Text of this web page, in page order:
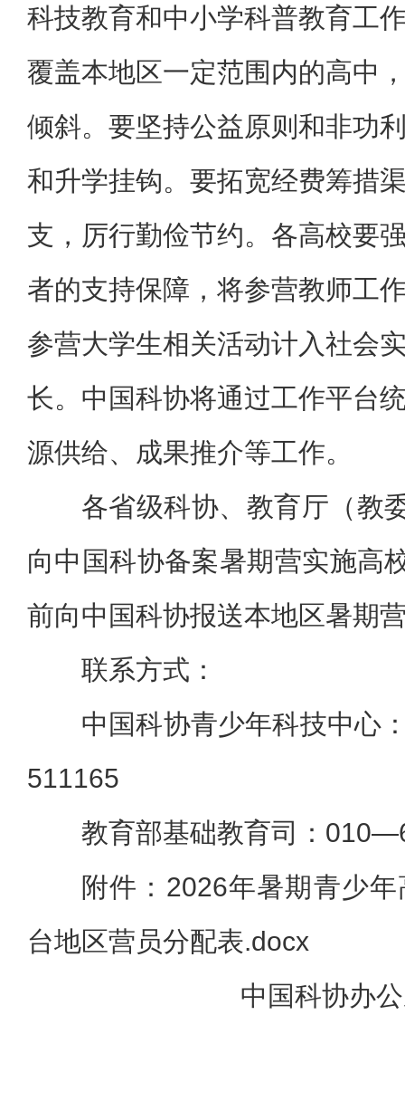
科技教育和中小学科普教育工
覆盖本地区一定范围内的高中
倾斜。要坚持公益原则和非功
和升学挂钩。要拓宽经费筹措
支，厉行勤俭节约。各高校要
者的支持保障，将参营教师工
参营大学生相关活动计入社会
长。中国科协将通过工作平台
源供给、成果推介等工作。
各省级科协、教育厅（教
向中国科协备案暑期营实施高
前向中国科协报送本地区暑期
联系方式：
中国科协青少年科技中
511165
教育部基础教育司：
附件：2026年暑期青少
台地区营员分配表.docx
中国科协办